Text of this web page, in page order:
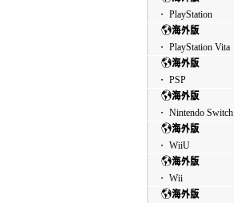
・ PlayStation
・ PlayStation Vita
・ PSP
・ Nintendo Switch
・ WiiU
・ Wii